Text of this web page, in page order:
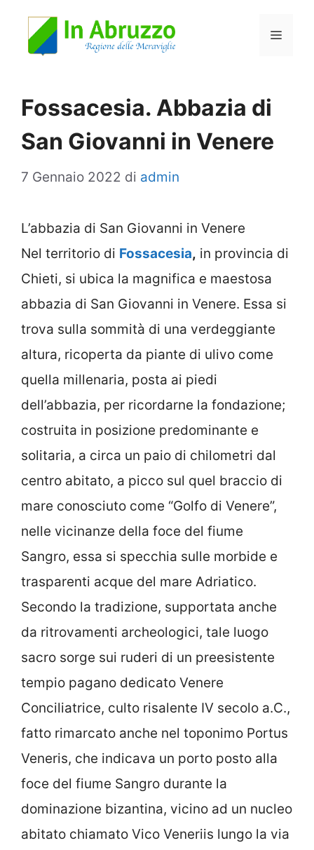
Menu
Fossacesia. Abbazia di
San Giovanni in Venere
7 Gennaio 2022 di admin
L’abbazia di San Giovanni in Venere
Nel territorio di Fossacesia, in provincia di
Chieti, si ubica la magnifica e maestosa
abbazia di San Giovanni in Venere. Essa si
trova sulla sommità di una verdeggiante
altura, ricoperta da piante di ulivo come
quella millenaria, posta ai piedi
dell’abbazia, per ricordarne la fondazione;
costruita in posizione predominante e
solitaria, a circa un paio di chilometri dal
centro abitato, a picco sul quel braccio di
mare conosciuto come “Golfo di Venere”,
nelle vicinanze della foce del fiume
Sangro, essa si specchia sulle morbide e
trasparenti acque del mare Adriatico.
Secondo la tradizione, supportata anche
da ritrovamenti archeologici, tale luogo
sacro sorge sui ruderi di un preesistente
tempio pagano dedicato Venere
Conciliatrice, culto risalente IV secolo a.C.,
fatto rimarcato anche nel toponimo Portus
Veneris, che indicava un porto posto alla
foce del fiume Sangro durante la
dominazione bizantina, vicino ad un nucleo
abitato chiamato Vico Veneriis lungo la via